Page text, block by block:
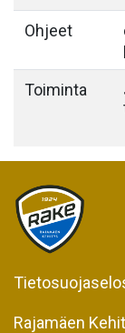
Ohjeet
Toiminta
Rajamäen